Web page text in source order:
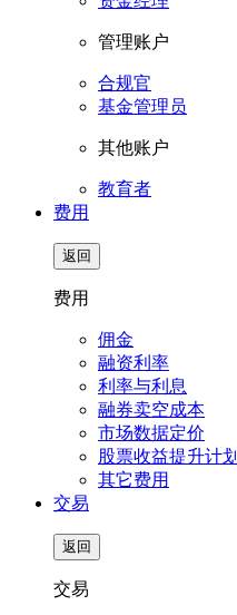
管理账户
合规官
基金管理员
其他账户
教育者
费用
返回
费用
佣金
融资利率
利率与利息
融券卖空成本
市场数据定价
股票收益提升计划
其它费用
交易
返回
交易